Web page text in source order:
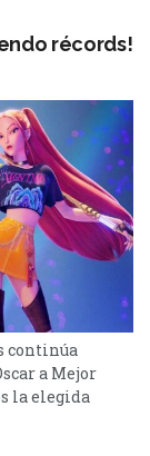
récords!
continúa
a Mejor
la elegida
Premios
del año